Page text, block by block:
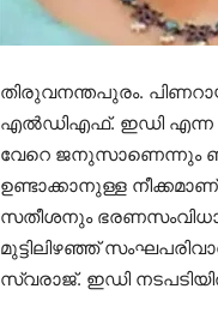
തിരുവനന്തപുരം.
എൽഡിഎഫ്. ഇഡി എന്ന
വേറെ ജനുസാണെന്നും
ഉണ്ടാക്കാനുള്ള
സതീശനും
മുട്ടിലിഴഞ്ഞ്
സ്വരാജ്. ഇഡി